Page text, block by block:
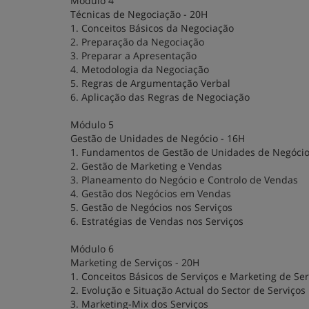
Técnicas de Negociação - 20H
1. Conceitos Básicos da Negociação
2. Preparação da Negociação
3. Preparar a Apresentação
4. Metodologia da Negociação
5. Regras de Argumentação Verbal
6. Aplicação das Regras de Negociação
Módulo 5
Gestão de Unidades de Negócio - 16H
1. Fundamentos de Gestão de Unidades de Negócio
2. Gestão de Marketing e Vendas
3. Planeamento do Negócio e Controlo de Vendas
4. Gestão dos Negócios em Vendas
5. Gestão de Negócios nos Serviços
6. Estratégias de Vendas nos Serviços
Módulo 6
Marketing de Serviços - 20H
1. Conceitos Básicos de Serviços e Marketing de
2. Evolução e Situação Actual do Sector de Serviços
3. Marketing-Mix dos Serviços